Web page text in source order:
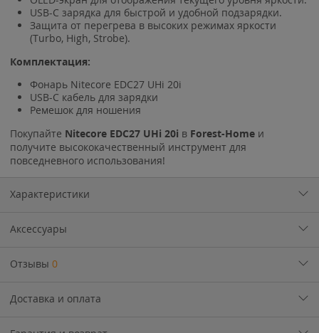
USB-C зарядка для быстрой и удобной подзарядки.
Защита от перегрева в высоких режимах яркости
(Turbo, High, Strobe).
Комплектация:
Фонарь Nitecore EDC27 UHi 20i
USB-C кабель для зарядки
Ремешок для ношения
Покупайте Nitecore EDC27 UHi 20i в Forest-Home и
получите высококачественный инструмент для
повседневного использования!
Характеристики
Аксессуары
Отзывы 0
Доставка и оплата